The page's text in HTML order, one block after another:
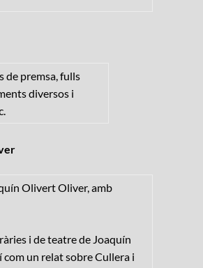
de premsa, fulls
diversos i
Olivert Oliver, amb
i de teatre de Joaquín
un relat sobre Cullera i